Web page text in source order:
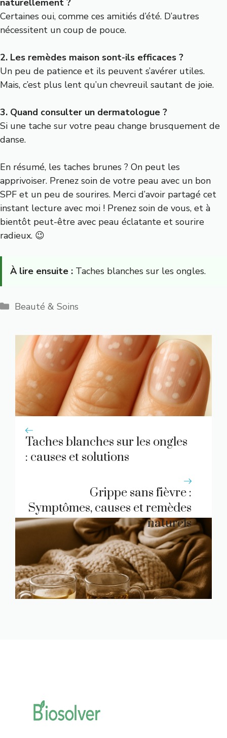
naturellement ?
Certaines oui, comme ces amitiés d’été. D’autres
nécessitent un coup de pouce.
2. Les remèdes maison sont-ils efficaces ?
Un peu de patience et ils peuvent s’avérer utiles.
Mais, c’est plus lent qu’un chevreuil sautant de joie.
3. Quand consulter un dermatologue ?
Si une tache sur votre peau change brusquement de
danse.
En résumé, les taches brunes ? On peut les
apprivoiser. Prenez soin de votre peau avec un bon
SPF et un peu de sourires. Merci d’avoir partagé cet
instant lecture avec moi ! Prenez soin de vous, et à
bientôt peut-être avec peau éclatante et sourire
radieux. 😉
À lire ensuite : Taches blanches sur les ongles.
Catégories
Beauté & Soins
Taches blanches sur les ongles
: causes et solutions
Grippe sans fièvre :
Symptômes, causes et remèdes
naturels